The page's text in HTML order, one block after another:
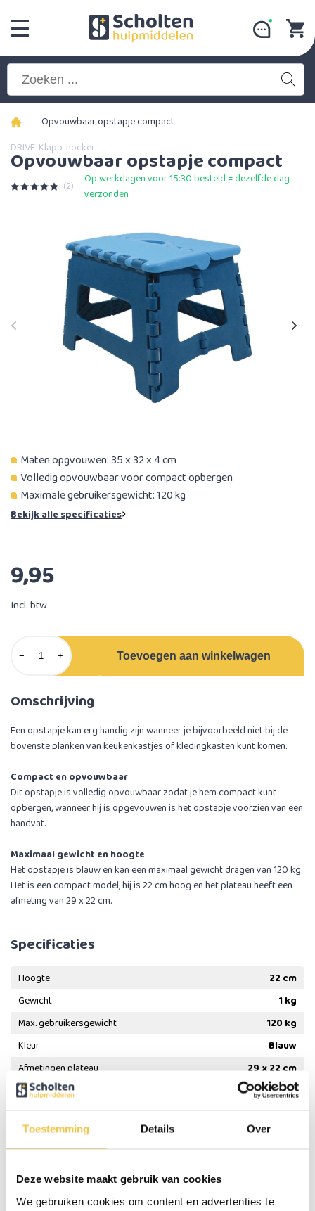
Toestemming Details Over
Deze website maakt gebruik van cookies
We gebruiken cookies om content en advertenties te
- Opvouwbaar opstapje compact
DRIVE-Klapp-hocker
Opvouwbaar opstapje compact
(2)
Op werkdagen voor 15:30 besteld = dezelfde dag
verzonden
Maten opgvouwen: 35 x 32 x 4 cm
Volledig opvouwbaar voor compact opbergen
Maximale gebruikersgewicht: 120 kg
Bekijk alle specificaties
9,95
Incl. btw
− + Toevoegen aan winkelwagen
Omschrijving
Een opstapje kan erg handig zijn wanneer je bijvoorbeeld niet bij de
bovenste planken van keukenkastjes of kledingkasten kunt komen.
Compact en opvouwbaar
Dit opstapje is volledig opvouwbaar zodat je hem compact kunt
opbergen, wanneer hij is opgevouwen is het opstapje voorzien van een
handvat.
Maximaal gewicht en hoogte
Het opstapje is blauw en kan een maximaal gewicht dragen van 120 kg.
Het is een compact model, hij is 22 cm hoog en het plateau heeft een
afmeting van 29 x 22 cm.
Specificaties
Hoogte
22 cm
Gewicht
1 kg
Max. gebruikersgewicht
120 kg
Kleur
Blauw
Afmetingen plateau
29 x 22 cm
Afmetingen op vloer
32 x 25 cm
Persoonlijk advies
Start chat